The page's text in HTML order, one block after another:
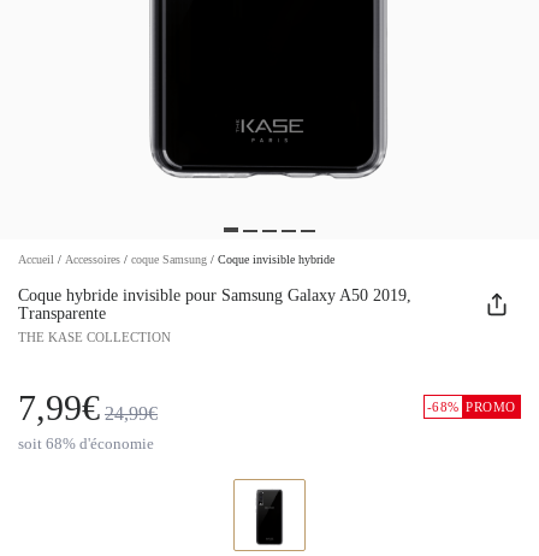
Accueil / Accessoires / coque Samsung / Coque invisible hybride
Coque hybride invisible pour Samsung Galaxy A50 2019,
Transparente
THE KASE COLLECTION
-68% PROMO
7,99€ 24,99€
soit 68% d'économie